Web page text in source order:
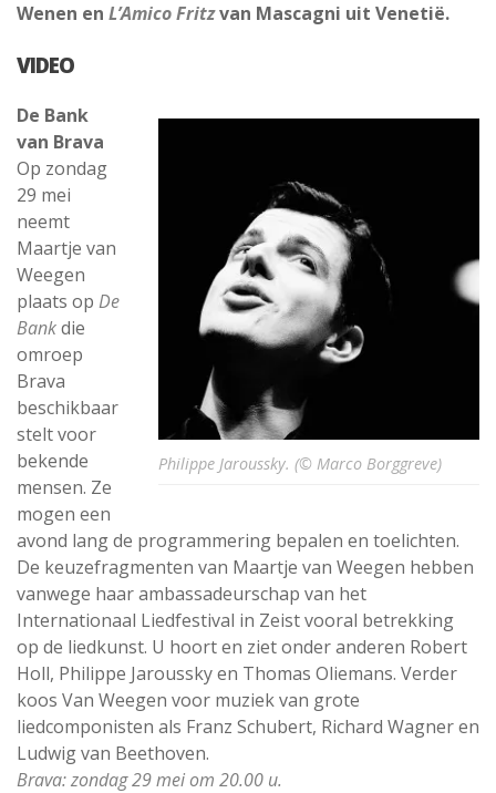
Wenen en L’Amico Fritzvan Mascagni uit Venetië.
VIDEO
Philippe Jaroussky. (© Marco Borggreve)
De Bank
van Brava
Op zondag
29 mei
neemt
Maartje van
Weegen
plaats op De
Bankdie
omroep
Brava
beschikbaar
stelt voor
bekende
mensen. Ze
mogen een
avond lang de programmering bepalen en toelichten.
De keuzefragmenten van Maartje van Weegen hebben
vanwege haar ambassadeurschap van het
Internationaal Liedfestival in Zeist vooral betrekking
op de liedkunst. U hoort en ziet onder anderen Robert
Holl, Philippe Jaroussky en Thomas Oliemans. Verder
koos Van Weegen voor muziek van grote
liedcomponisten als Franz Schubert, Richard Wagner en
Ludwig van Beethoven.
Brava: zondag 29 mei om 20.00 u.